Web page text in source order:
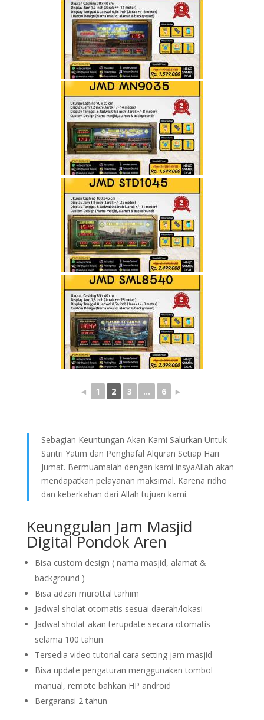
◄ 1 2 3 ... 6 ►
Sebagian Keuntungan Akan Kami Salurkan Untuk
Santri Yatim dan Penghafal Alquran Setiap Hari
Jumat. Bermuamalah dengan kami insyaAllah akan
mendapatkan pelayanan maksimal. Karena ridho
dan keberkahan dari Allah tujuan kami.
Keunggulan Jam Masjid
Digital Pondok Aren
Bisa custom design ( nama masjid, alamat &
background )
Bisa adzan murottal tarhim
Jadwal sholat otomatis sesuai daerah/lokasi
Jadwal sholat akan terupdate secara otomatis
selama 100 tahun
Tersedia video tutorial cara setting jam masjid
Bisa update pengaturan menggunakan tombol
manual, remote bahkan HP android
Bergaransi 2 tahun